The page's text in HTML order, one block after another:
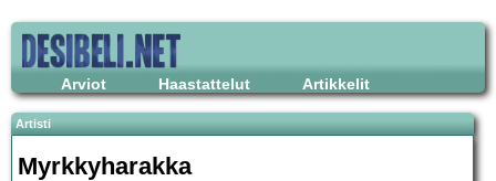
Arviot Haastattelut Artikkelit
Artisti
Myrkkyharakka